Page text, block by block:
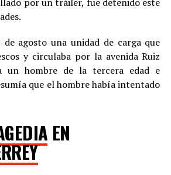
de agosto una unidad de carga que
y circulaba por la avenida Ruiz
un hombre de la tercera edad e
que el hombre había intentado
EN